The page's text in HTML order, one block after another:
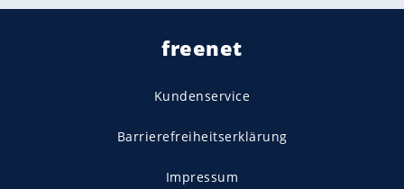
freenet
Kundenservice
Barrierefreiheitserklärung
Impressum